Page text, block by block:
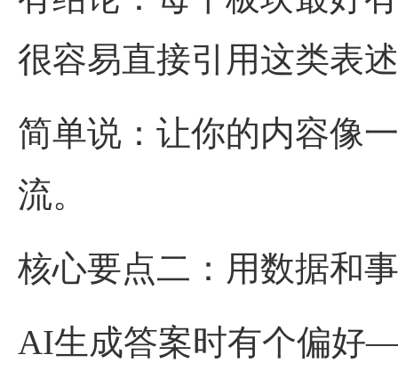
很容易直接引用这类表
简单说：让你的内容像
流。
核心要点二：用数据和
AI生成答案时有个偏好